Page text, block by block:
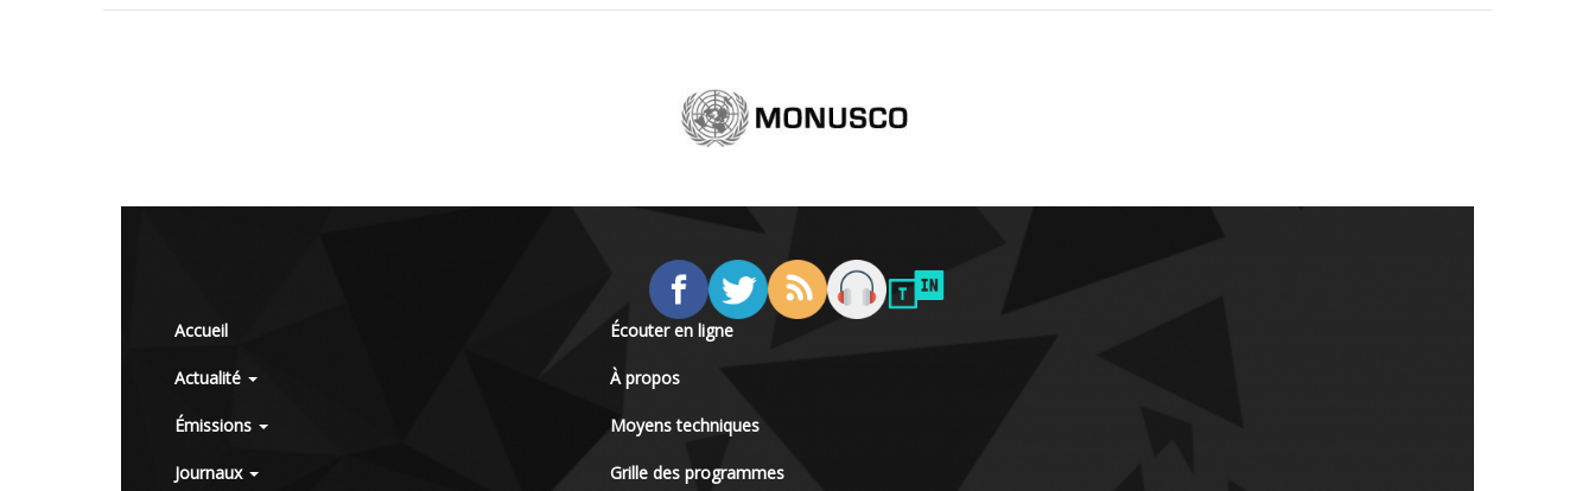
Accueil
Actualité
Émissions
Journaux
Écouter en ligne
À propos
Moyens techniques
Grille des programmes